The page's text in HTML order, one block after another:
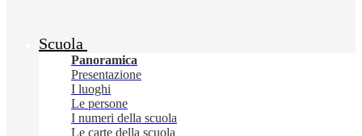
Scuola
Panoramica
Presentazione
I luoghi
Le persone
I numeri della scuola
Le carte della scuola